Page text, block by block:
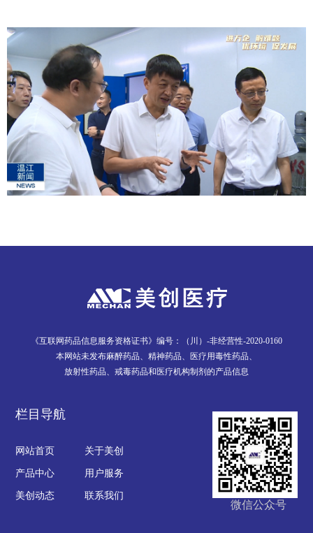
《互联网药品信息服务资格证书》编号：（川）-非经营性-2020-0160
本网站未发布麻醉药品、精神药品、医疗用毒性药品、
放射性药品、戒毒药品和医疗机构制剂的产品信息
栏目导航
网站首页
关于美创
产品中心
用户服务
美创动态
联系我们
微信公众号